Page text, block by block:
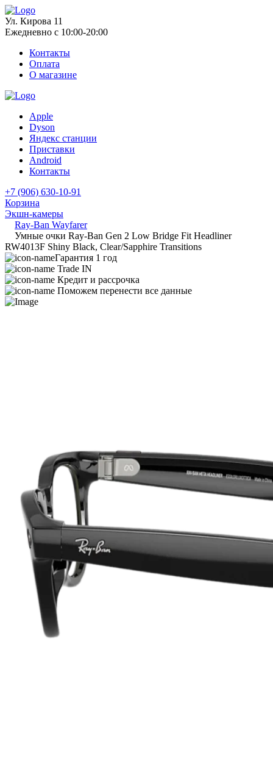
Ул. Кирова 11
Ежедневно с 10:00-20:00
Контакты
Оплата
О магазине
Apple
Dyson
Яндекс станции
Приставки
Android
Контакты
+7 (906) 630-10-91
Корзина
Экшн-камеры
Ray-Ban Wayfarer
Умные очки Ray-Ban Gen 2 Low Bridge Fit Headliner
RW4013F Shiny Black, Clear/Sapphire Transitions
Гарантия 1 год
Trade IN
Кредит и рассрочка
Поможем перенести все данные